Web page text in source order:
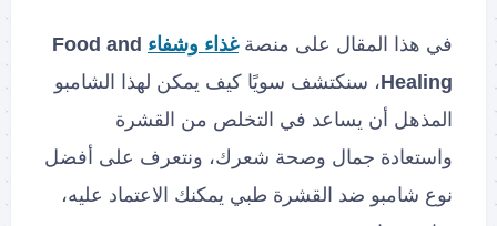
في هذا المقال على منصةغذاء وشفاء Food and
Healing، سنكتشف سويًا كيف يمكن لهذا الشامبو
المذهل أن يساعد في التخلص من القشرة
واستعادة جمال وصحة شعرك، ونتعرف على أفضل
نوع شامبو ضد القشرة طبي يمكنك الاعتماد عليه،